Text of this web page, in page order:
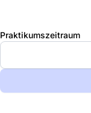
Praktikumszeitraum